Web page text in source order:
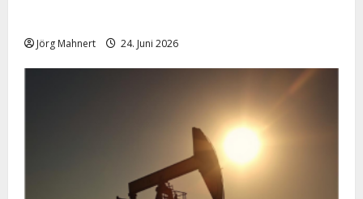
Jörg Mahnert 24. Juni 2026